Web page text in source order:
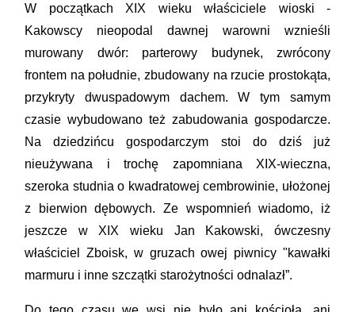
W początkach XIX wieku właściciele wioski -
Kakowscy nieopodal dawnej warowni wznieśli
murowany dwór: parterowy budynek, zwrócony
frontem na południe, zbudowany na rzucie prostokąta,
przykryty dwuspadowym dachem. W tym samym
czasie wybudowano też zabudowania gospodarcze.
Na dziedzińcu gospodarczym stoi do dziś już
nieużywana i trochę zapomniana XIX-wieczna,
szeroka studnia o kwadratowej cembrowinie, ułożonej
z bierwion dębowych. Ze wspomnień wiadomo, iż
jeszcze w XIX wieku Jan Kakowski, ówczesny
właściciel Zboisk, w gruzach owej piwnicy "kawałki
marmuru i inne szczątki starożytności odnalazł”.